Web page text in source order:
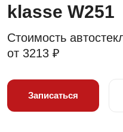
klasse W251
Стоимость
от 3213 ₽
Записаться